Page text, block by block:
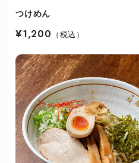
つけめん
¥1,200 （税込）